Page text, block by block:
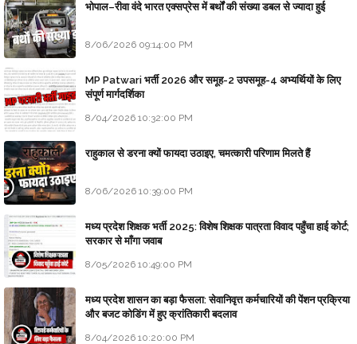
भोपाल–रीवा वंदे भारत एक्सप्रेस में बर्थों की संख्या डबल से ज्यादा हुई
8/06/2026 09:14:00 PM
MP Patwari भर्ती 2026 और समूह-2 उपसमूह-4 अभ्यर्थियों के लिए
संपूर्ण मार्गदर्शिका
8/04/2026 10:32:00 PM
राहुकाल से डरना क्यों फायदा उठाइए, चमत्कारी परिणाम मिलते हैं
8/06/2026 10:39:00 PM
मध्य प्रदेश शिक्षक भर्ती 2025: विशेष शिक्षक पात्रता विवाद पहुँचा हाई कोर्ट;
सरकार से माँगा जवाब
8/05/2026 10:49:00 PM
मध्य प्रदेश शासन का बड़ा फैसला: सेवानिवृत्त कर्मचारियों की पेंशन प्रक्रिया
और बजट कोडिंग में हुए क्रांतिकारी बदलाव
8/04/2026 10:20:00 PM